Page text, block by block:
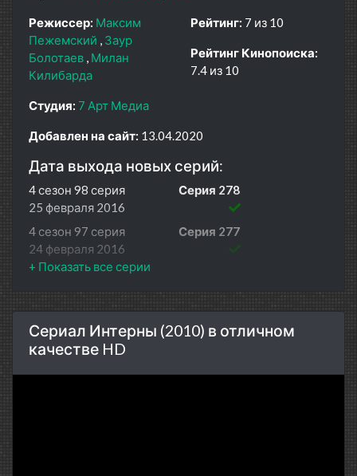
Режиссер: Максим
Пежемский
Заур
Болотаев Милан
Килибарда
Студия: 7 Арт Медиа
Рейтинг: 7 из 10
Рейтинг Кинопоиска:
7.4 из 10
Добавлен на сайт: 13.04.2020
Дата выхода новых серий:
4 сезон 98 серия
Серия 278
25 февраля 2016
4 сезон 97 серия
Серия 277
24 февраля 2016
4 сезон 96 серия
19 февраля 2016
4 сезон 95 серия
Серия 275
18 февраля 2016
4 сезон 94 серия
17 февраля 2016
Сериал Интерны (2010) в отличном
качестве HD